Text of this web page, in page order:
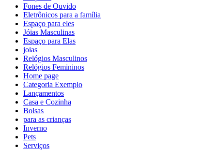
Fones de Ouvido
Eletrônicos para a família
Espaço para eles
Jóias Masculinas
Espaço para Elas
joias
Relógios Masculinos
Relógios Femininos
Home page
Categoria Exemplo
Lançamentos
Casa e Cozinha
Bolsas
para as crianças
Inverno
Pets
Serviços